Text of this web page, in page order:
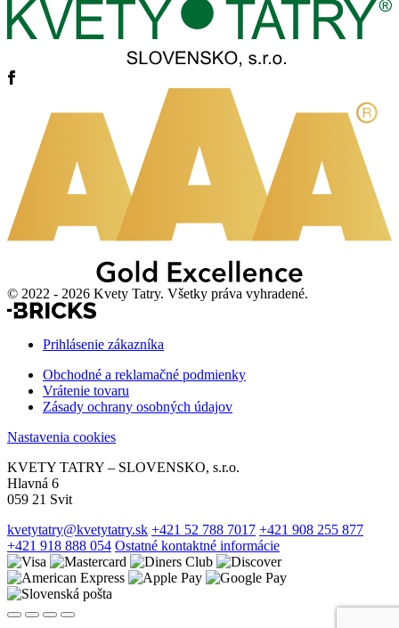
© 2022 - 2026 Kvety Tatry. Všetky práva vyhradené.
Prihlásenie zákazníka
Obchodné a reklamačné podmienky
Vrátenie tovaru
Zásady ochrany osobných údajov
Nastavenia cookies
KVETY TATRY – SLOVENSKO, s.r.o.
Hlavná 6
059 21 Svit
kvetytatry@kvetytatry.sk +421 52 788 7017 +421 908 255 877
+421 918 888 054 Ostatné kontaktné informácie